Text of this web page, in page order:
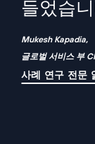
들었습
Mukesh Kapadia,
글로벌 서비스 부
사례 연구 전문